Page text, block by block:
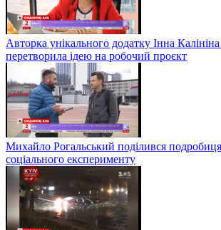
Авторка унікального додатку Інна Калініна
перетворила ідею на робочий проєкт
Михайло Рогальський поділився
соціального експерименту